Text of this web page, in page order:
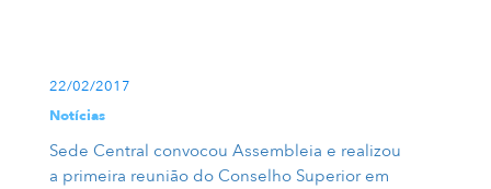
22/02/2017
Notícias
Sede Central convocou Assembleia e realizou
a primeira reunião do Conselho Superior em